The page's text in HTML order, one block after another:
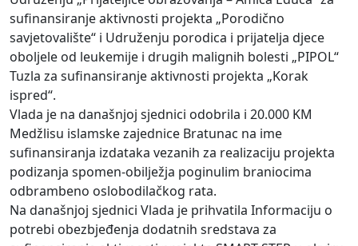
sufinansiranje aktivnosti projekta „Porodično
savjetovalište“ i Udruženju porodica i prijatelja djece
oboljele od leukemije i drugih malignih bolesti „PIPOL“
Tuzla za sufinansiranje aktivnosti projekta „Korak
ispred“.
Vlada je na današnjoj sjednici odobrila i 20.000 KM
Medžlisu islamske zajednice Bratunac na ime
sufinansiranja izdataka vezanih za realizaciju projekta
podizanja spomen-obilježja poginulim braniocima
odbrambeno oslobodilačkog rata.
Na današnjoj sjednici Vlada je prihvatila Informaciju o
potrebi obezbjeđenja dodatnih sredstava za